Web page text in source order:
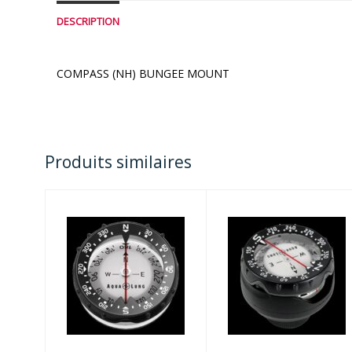
DESCRIPTION
COMPASS (NH) BUNGEE MOUNT
Produits similaires
COMPASS (NH)
MODULE
$65.00
COMPASS (NH)
HOSE MOUNT
$106.00